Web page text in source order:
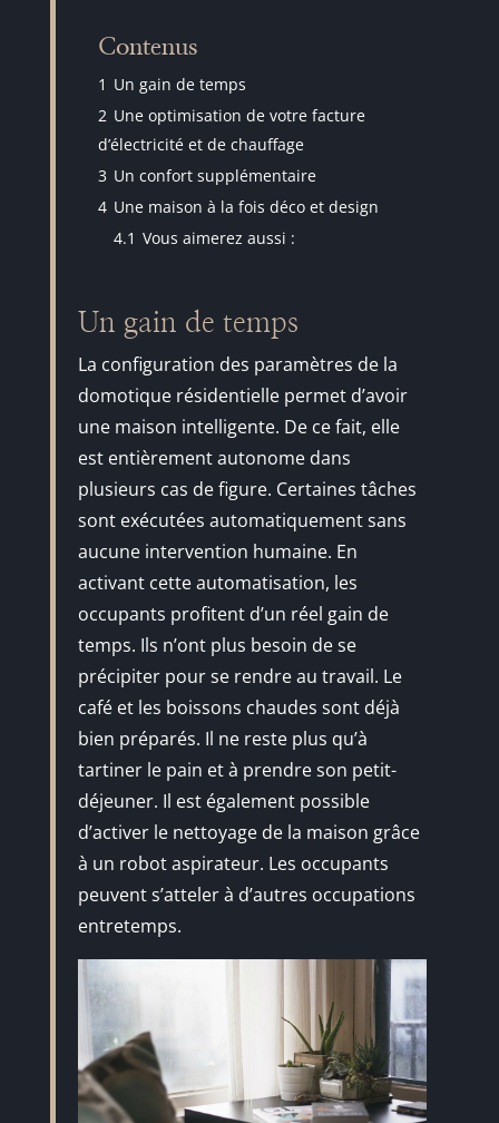
Contenus
1 Un gain de temps
2 Une optimisation de votre facture
d’électricité et de chauffage
3 Un confort supplémentaire
4 Une maison à la fois déco et design
4.1 Vous aimerez aussi :
Un gain de temps
La configuration des paramètres de la
domotique résidentielle permet d’avoir
une maison intelligente. De ce fait, elle
est entièrement autonome dans
plusieurs cas de figure. Certaines tâches
sont exécutées automatiquement sans
aucune intervention humaine. En
activant cette automatisation, les
occupants profitent d’un réel gain de
temps. Ils n’ont plus besoin de se
précipiter pour se rendre au travail. Le
café et les boissons chaudes sont déjà
bien préparés. Il ne reste plus qu’à
tartiner le pain et à prendre son petit-
déjeuner. Il est également possible
d’activer le nettoyage de la maison grâce
à un robot aspirateur. Les occupants
peuvent s’atteler à d’autres occupations
entretemps.